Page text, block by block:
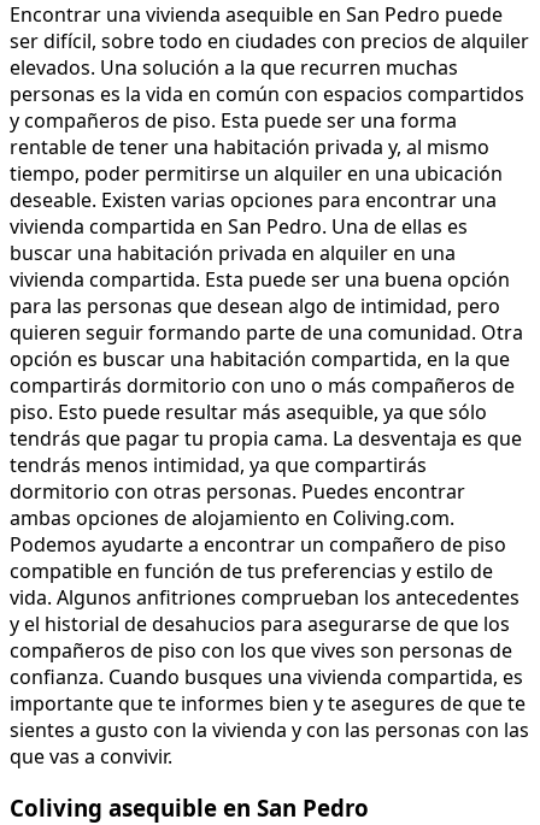
Encontrar una vivienda asequible en San Pedro puede
ser difícil, sobre todo en ciudades con precios de alquiler
elevados. Una solución a la que recurren muchas
personas es la vida en común con espacios compartidos
y compañeros de piso. Esta puede ser una forma
rentable de tener una habitación privada y, al mismo
tiempo, poder permitirse un alquiler en una ubicación
deseable. Existen varias opciones para encontrar una
vivienda compartida en San Pedro. Una de ellas es
buscar una habitación privada en alquiler en una
vivienda compartida. Esta puede ser una buena opción
para las personas que desean algo de intimidad, pero
quieren seguir formando parte de una comunidad. Otra
opción es buscar una habitación compartida, en la que
compartirás dormitorio con uno o más compañeros de
piso. Esto puede resultar más asequible, ya que sólo
tendrás que pagar tu propia cama. La desventaja es que
tendrás menos intimidad, ya que compartirás
dormitorio con otras personas. Puedes encontrar
ambas opciones de alojamiento en Coliving.com.
Podemos ayudarte a encontrar un compañero de piso
compatible en función de tus preferencias y estilo de
vida. Algunos anfitriones comprueban los antecedentes
y el historial de desahucios para asegurarse de que los
compañeros de piso con los que vives son personas de
confianza. Cuando busques una vivienda compartida, es
importante que te informes bien y te asegures de que te
sientes a gusto con la vivienda y con las personas con las
que vas a convivir.
Coliving asequible en San Pedro